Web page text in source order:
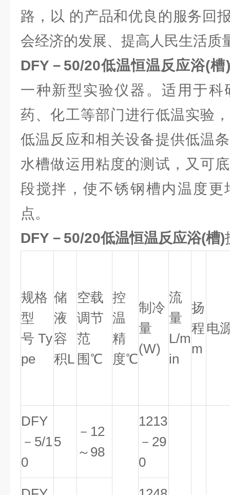
路，以 的产品和优良的服务回
会经济的发展、提高人民生活质
DFY－50/20低温恒温反应浴(槽)
一种新型实验仪器。适用于
药、化工等部门进行低温实验
低温反应和相关设备提供低温
水槽做运用粘度的测试，又可
段搅拌，使不锈钢槽内温度更
点。
DFY－50/20低温恒温反应浴(槽)
规格
型
号 Ty
pe
储
液
容
积L
空载
调节
范
围℃
控
温
精
度℃
制冷
量
(W)
流
量
L/m
in
扬
程
m
电
DFY
－5/1
0
5
－12
～98
1213
－29
0